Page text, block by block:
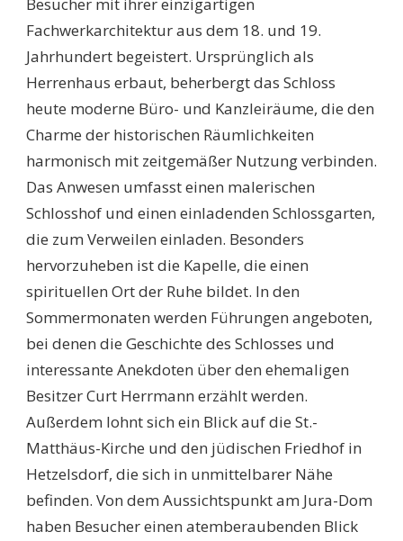
Besucher mit ihrer einzigartigen
Fachwerkarchitektur aus dem 18. und 19.
Jahrhundert begeistert. Ursprünglich als
Herrenhaus erbaut, beherbergt das Schloss
heute moderne Büro- und Kanzleiräume, die den
Charme der historischen Räumlichkeiten
harmonisch mit zeitgemäßer Nutzung verbinden.
Das Anwesen umfasst einen malerischen
Schlosshof und einen einladenden Schlossgarten,
die zum Verweilen einladen. Besonders
hervorzuheben ist die Kapelle, die einen
spirituellen Ort der Ruhe bildet. In den
Sommermonaten werden Führungen angeboten,
bei denen die Geschichte des Schlosses und
interessante Anekdoten über den ehemaligen
Besitzer Curt Herrmann erzählt werden.
Außerdem lohnt sich ein Blick auf die St.-
Matthäus-Kirche und den jüdischen Friedhof in
Hetzelsdorf, die sich in unmittelbarer Nähe
befinden. Von dem Aussichtspunkt am Jura-Dom
haben Besucher einen atemberaubenden Blick